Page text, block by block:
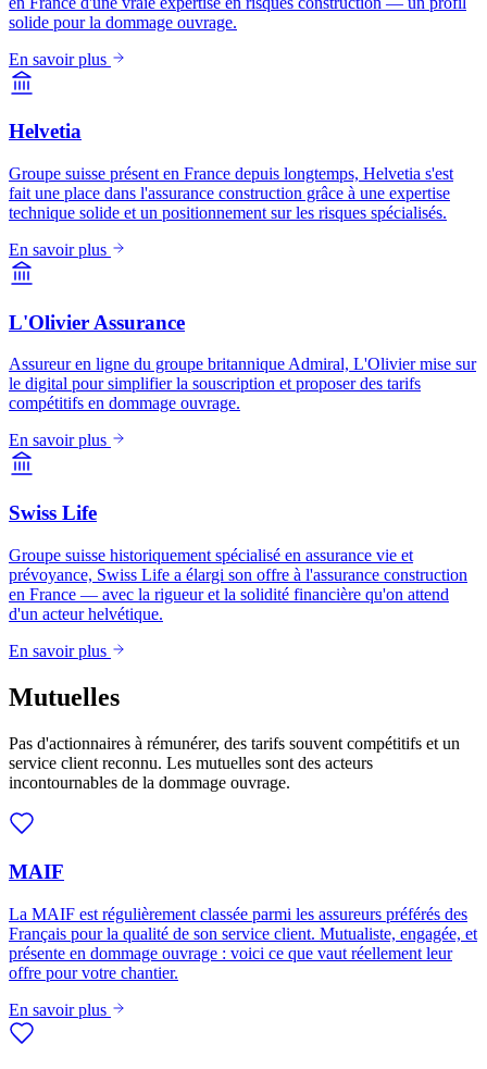
solide pour la dommage ouvrage.
En savoir plus
Helvetia
Groupe suisse présent en France depuis longtemps, Helvetia s'est
fait une place dans l'assurance construction grâce à une expertise
technique solide et un positionnement sur les risques spécialisés.
En savoir plus
L'Olivier Assurance
Assureur en ligne du groupe britannique Admiral, L'Olivier mise sur
le digital pour simplifier la souscription et proposer des tarifs
compétitifs en dommage ouvrage.
En savoir plus
Swiss Life
Groupe suisse historiquement spécialisé en assurance vie et
prévoyance, Swiss Life a élargi son offre à l'assurance construction
en France — avec la rigueur et la solidité financière qu'on attend
d'un acteur helvétique.
En savoir plus
Mutuelles
Pas d'actionnaires à rémunérer, des tarifs souvent compétitifs et un
service client reconnu. Les mutuelles sont des acteurs
incontournables de la dommage ouvrage.
MAIF
La MAIF est régulièrement classée parmi les assureurs préférés des
Français pour la qualité de son service client. Mutualiste, engagée, et
présente en dommage ouvrage : voici ce que vaut réellement leur
offre pour votre chantier.
En savoir plus